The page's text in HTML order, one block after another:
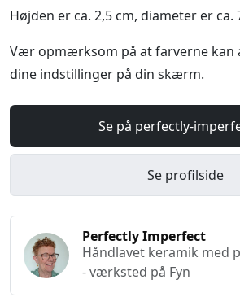
Højden er ca. 2,5 cm, diameter er ca.
Vær opmærksom på at farverne kan
dine indstillinger på din skærm.
Se på perfectly-
Se profilside
Perfectly Imperfect
Håndlavet keramik med
- værksted på Fyn